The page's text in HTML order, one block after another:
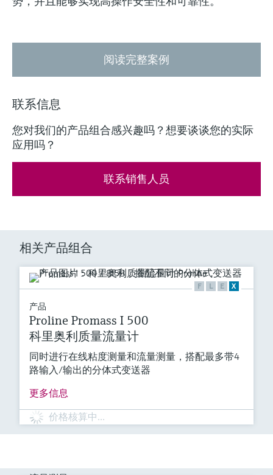
阅读完整案例
联系信息
您对我们的产品组合感兴趣吗？想要谈谈您的实际
应用吗？
联系销售人员
相关产品组合
F L E X
产品
Proline Promass I 500
科里奥利质量流量计
同时进行在线粘度测量和流量测量，搭配最多带4
路输入/输出的分体式变送器
更多信息
价格核算中…